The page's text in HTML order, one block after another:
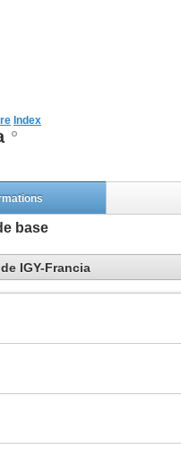
Index
base
IGY-Francia